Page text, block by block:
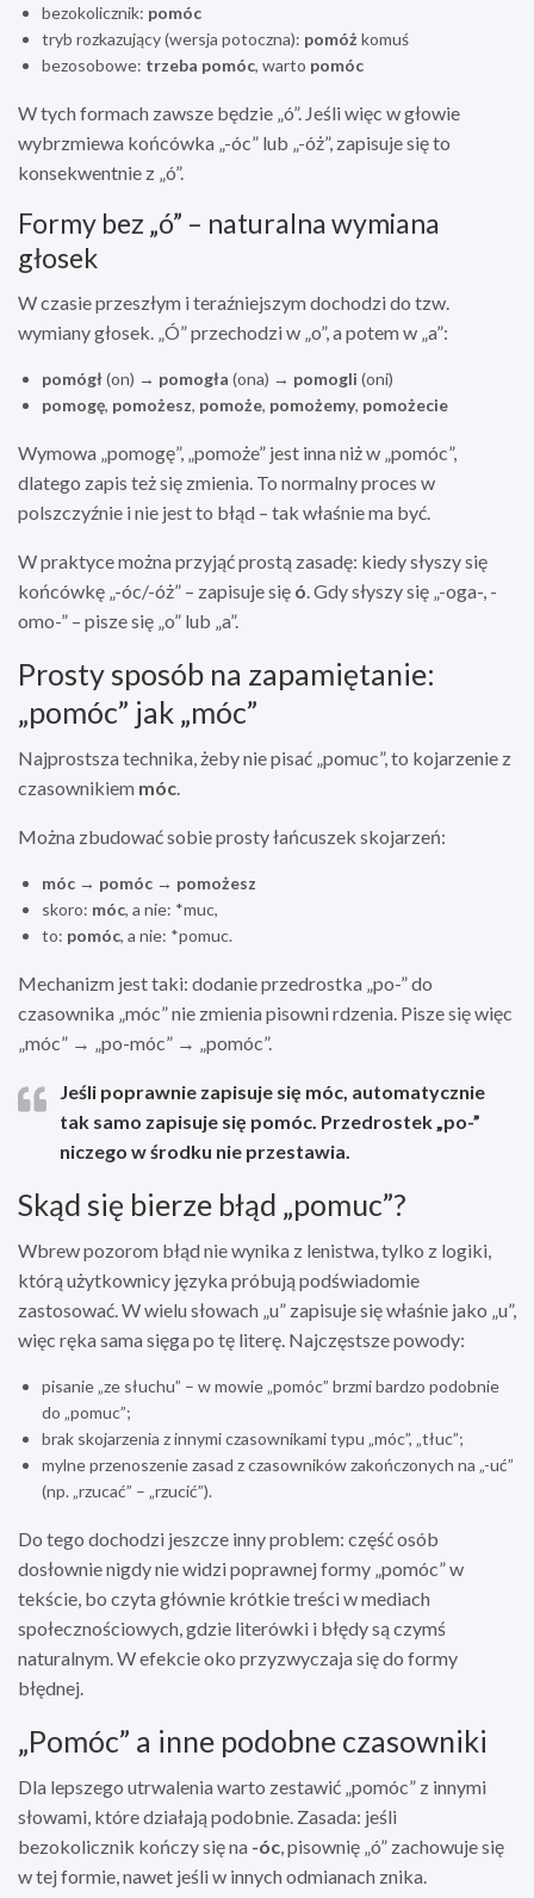
bezokolicznik: pomóc
tryb rozkazujący (wersja potoczna): pomóż komuś
bezosobowe: trzeba pomóc, warto pomóc
W tych formach zawsze będzie „ó”. Jeśli więc w głowie
wybrzmiewa końcówka „-óc” lub „-óż”, zapisuje się to
konsekwentnie z „ó”.
Formy bez „ó” – naturalna wymiana
głosek
W czasie przeszłym i teraźniejszym dochodzi do tzw.
wymiany głosek. „Ó” przechodzi w „o”, a potem w „a”:
pomógł(on) → pomogła (ona) → pomogli (oni)
pomogę, pomożesz, pomoże, pomożemy, pomożecie
Wymowa „pomogę”, „pomoże” jest inna niż w „pomóc”,
dlatego zapis też się zmienia. To normalny proces w
polszczyźnie i nie jest to błąd – tak właśnie ma być.
W praktyce można przyjąć prostą zasadę: kiedy słyszy się
końcówkę „-óc/-óż” – zapisuje się ó. Gdy słyszy się „-oga-, -
omo-” – pisze się „o” lub „a”.
Prosty sposób na zapamiętanie:
„pomóc” jak „móc”
Najprostsza technika, żeby nie pisać „pomuc”, to kojarzenie z
czasownikiem móc.
Można zbudować sobie prosty łańcuszek skojarzeń:
móc → pomóc → pomożesz
skoro: móc, a nie: *muc,
to: pomóc, a nie: *pomuc.
Mechanizm jest taki: dodanie przedrostka „po-” do
czasownika „móc” nie zmienia pisowni rdzenia. Pisze się więc
„móc” → „po-móc” → „pomóc”.
Jeśli poprawnie zapisuje się móc, automatycznie
tak samo zapisuje się pomóc. Przedrostek „po-”
niczego w środku nie przestawia.
Skąd się bierze błąd „pomuc”?
Wbrew pozorom błąd nie wynika z lenistwa, tylko z logiki,
którą użytkownicy języka próbują podświadomie
zastosować. W wielu słowach „u” zapisuje się właśnie jako „u”,
więc ręka sama sięga po tę literę. Najczęstsze powody:
pisanie „ze słuchu” – w mowie „pomóc” brzmi bardzo podobnie
do „pomuc”;
brak skojarzenia z innymi czasownikami typu „móc”, „tłuc”;
mylne przenoszenie zasad z czasowników zakończonych na „-uć”
(np. „rzucać” – „rzucić”).
Do tego dochodzi jeszcze inny problem: część osób
dosłownie nigdy nie widzi poprawnej formy „pomóc” w
tekście, bo czyta głównie krótkie treści w mediach
społecznościowych, gdzie literówki i błędy są czymś
naturalnym. W efekcie oko przyzwyczaja się do formy
błędnej.
„Pomóc” a inne podobne czasowniki
Dla lepszego utrwalenia warto zestawić „pomóc” z innymi
słowami, które działają podobnie. Zasada: jeśli
bezokolicznik kończy się na -óc, pisownię „ó” zachowuje się
w tej formie, nawet jeśli w innych odmianach znika.